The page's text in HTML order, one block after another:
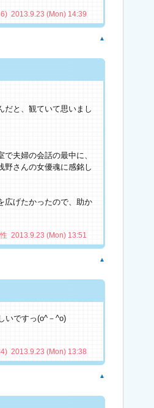
2013.9.23 (Mon) 14:39
▲
だと、観ていて思いまし
夫婦の会話の最中に、
野さんの女優魂に感銘し
広げたかったので、助か
性 2013.9.23 (Mon) 13:51
▲
いですっ(o^－^o)
2013.9.23 (Mon) 13:38
▲